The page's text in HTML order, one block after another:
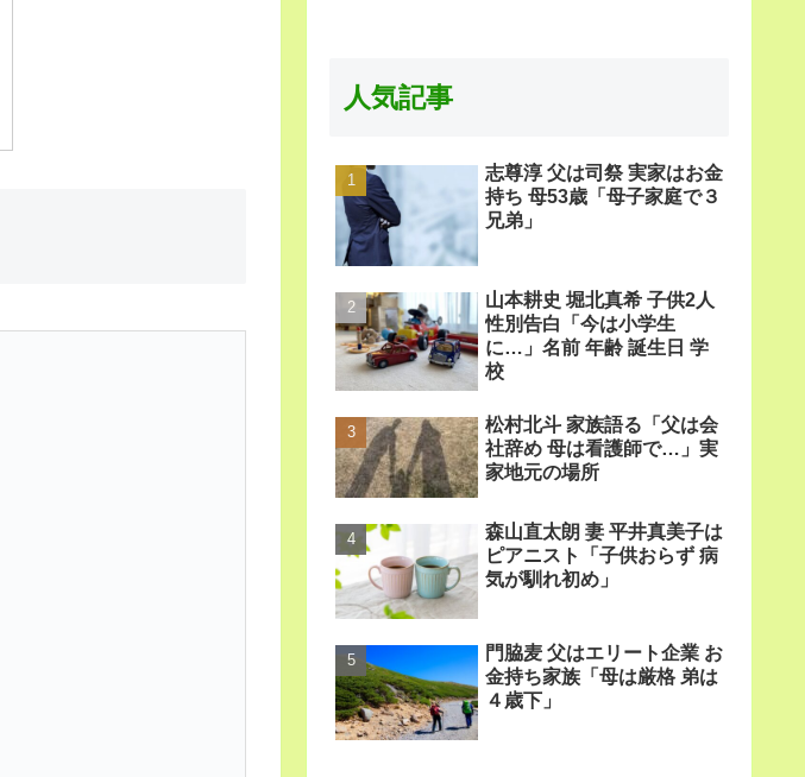
人気記事
志尊淳 父は司祭 実家はお金
持ち 母53歳「母子家庭で３
兄弟」
山本耕史 堀北真希 子供2人
性別告白「今は小学生
に…」名前 年齢 誕生日 学
校
松村北斗 家族語る「父は会
社辞め 母は看護師で…」実
家地元の場所
森山直太朗 妻 平井真美子は
ピアニスト「子供おらず 病
気が馴れ初め」
門脇麦 父はエリート企業 お
金持ち家族「母は厳格 弟は
４歳下」